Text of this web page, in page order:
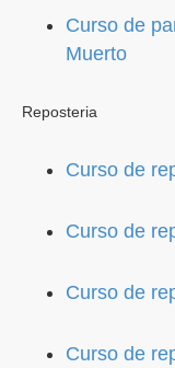
Curso de
Muerto
Reposteria
Curso de
Curso de
Curso de
Curso de